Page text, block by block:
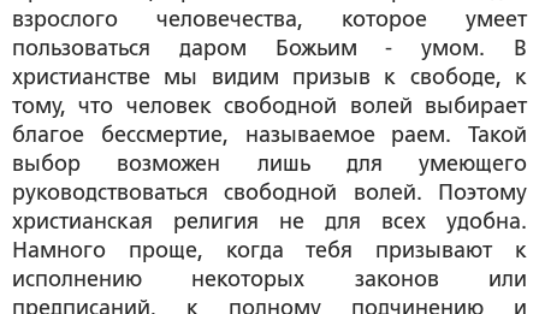
взрослого человечества, которое умеет
пользоваться даром Божьим - умом. В
христианстве мы видим призыв к свободе, к
тому, что человек свободной волей выбирает
благое бессмертие, называемое раем. Такой
выбор возможен лишь для умеющего
руководствоваться свободной волей. Поэтому
христианская религия не для всех удобна.
Намного проще, когда тебя призывают к
исполнению некоторых законов или
предписаний, к полному подчинению и